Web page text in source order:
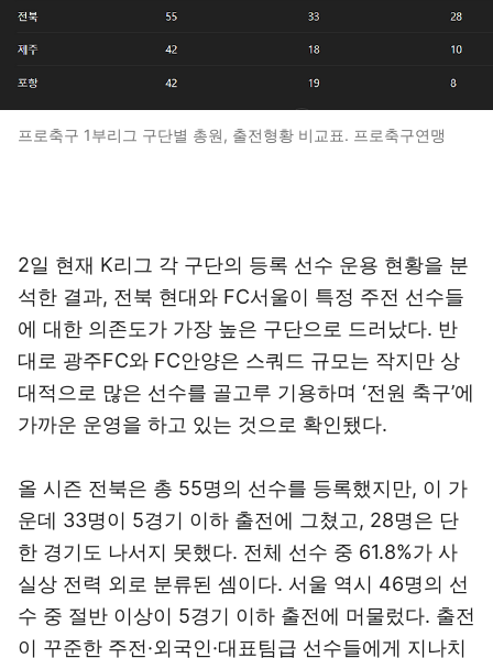
프로축구 1부리그 구단별 총원, 출전형황 비교표. 프로축구연맹
2일 현재 K리그 각 구단의 등록 선수 운용 현황을 분
석한 결과, 전북 현대와 FC서울이 특정 주전 선수들
에 대한 의존도가 가장 높은 구단으로 드러났다. 반
대로 광주FC와 FC안양은 스쿼드 규모는 작지만 상
대적으로 많은 선수를 골고루 기용하며 ‘전원 축구’에
가까운 운영을 하고 있는 것으로 확인됐다.
올 시즌 전북은 총 55명의 선수를 등록했지만, 이 가
운데 33명이 5경기 이하 출전에 그쳤고, 28명은 단
한 경기도 나서지 못했다. 전체 선수 중 61.8%가 사
실상 전력 외로 분류된 셈이다. 서울 역시 46명의 선
수 중 절반 이상이 5경기 이하 출전에 머물렀다. 출전
이 꾸준한 주전·외국인·대표팀급 선수들에게 지나치